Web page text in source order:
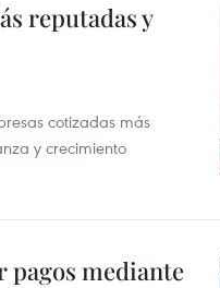
reputadas y
cotizadas más
y crecimiento
pagos mediante